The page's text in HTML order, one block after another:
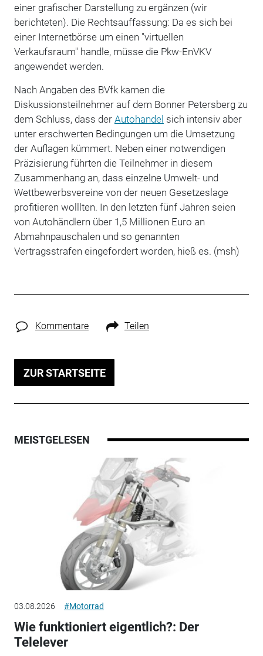
einer grafischer Darstellung zu ergänzen (wir
berichteten). Die Rechtsauffassung: Da es sich bei
einer Internetbörse um einen "virtuellen
Verkaufsraum" handle, müsse die Pkw-EnVKV
angewendet werden.
Nach Angaben des BVfk kamen die
Diskussionsteilnehmer auf dem Bonner Petersberg zu
dem Schluss, dass der Autohandel sich intensiv aber
unter erschwerten Bedingungen um die Umsetzung
der Auflagen kümmert. Neben einer notwendigen
Präzisierung führten die Teilnehmer in diesem
Zusammenhang an, dass einzelne Umwelt- und
Wettbewerbsvereine von der neuen Gesetzeslage
profitieren wolllten. In den letzten fünf Jahren seien
von Autohändlern über 1,5 Millionen Euro an
Abmahnpauschalen und so genannten
Vertragsstrafen eingefordert worden, hieß es. (msh)
Kommentare Teilen
ZUR STARTSEITE
MEISTGELESEN
03.08.2026 #Motorrad
Wie funktioniert eigentlich?: Der
Telelever